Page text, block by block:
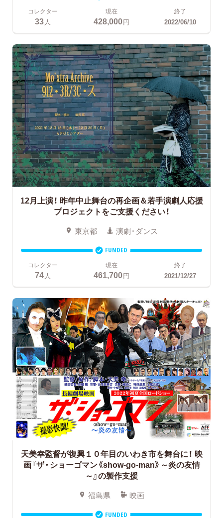
コレクター
33人
現在
428,000円
終了
2022/06/10
12月上演！ 昨年中止舞台の再企画＆若手演劇人応援
プロジェクトをご支援ください！
東京都 演劇・ダンス
FUNDED
コレクター
74 人
現在
461,700円
終了
2021/12/27
天美幸監督が復興１０年目のいわき市を舞台に！ 映
画『ザ・ショーゴマン《show-go-man》～炎の友情
～』の製作支援
福島県 映画
FUNDED